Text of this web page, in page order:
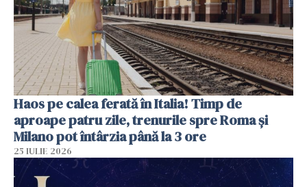
Haos pe calea ferată în Italia! Timp de
aproape patru zile, trenurile spre Roma și
Milano pot întârzia până la 3 ore
25 IULIE 2026